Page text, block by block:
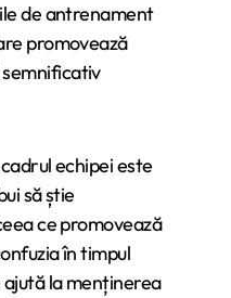
de antrenament
promovează
echipei este
să știe
ce promovează
în timpul
la menținerea